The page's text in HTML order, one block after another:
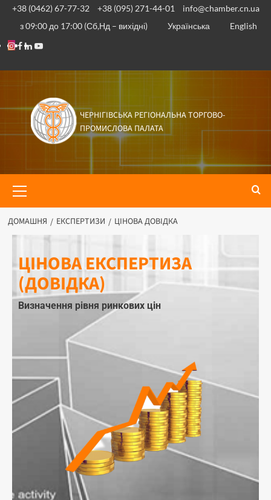
+38 (0462) 67-77-32 +38 (095) 271-44-01
info@chamber.cn.ua
з 09:00 до 17:00 (Сб,Нд – вихідні)
Українська English
ЧЕРНІГІВСЬКА РЕГІОНАЛЬНА ТОРГОВО-
ПРОМИСЛОВА ПАЛАТА
ДОМАШНЯ ЕКСПЕРТИЗИ ЦІНОВА ДОВІДКА
ЦІНОВА ЕКСПЕРТИЗА
(ДОВІДКА)
Визначення рівня ринкових цін